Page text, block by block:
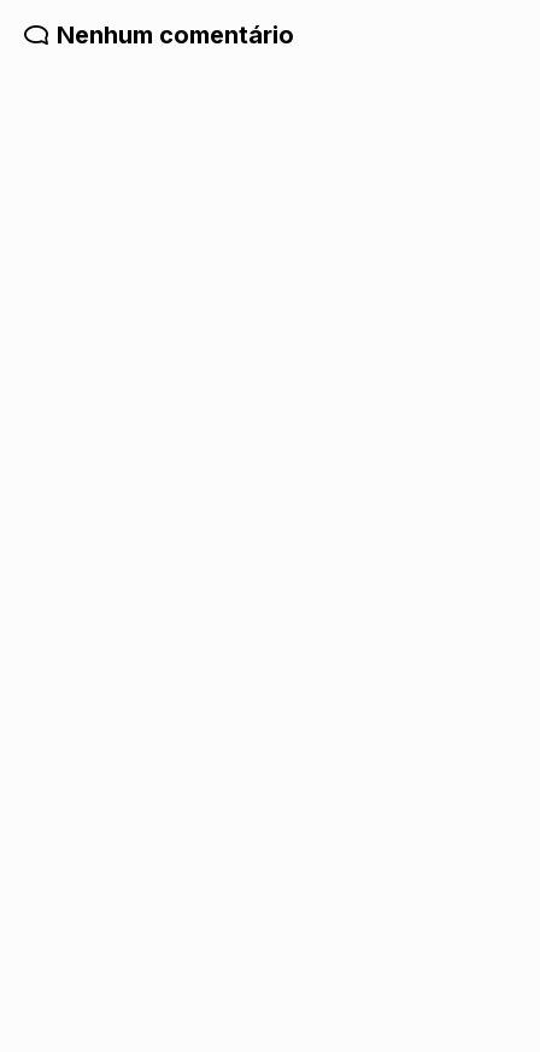
Nenhum comentário